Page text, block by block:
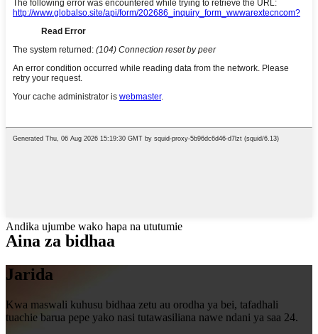
Andika ujumbe wako hapa na ututumie
Aina za bidhaa
Jarida
Kwa maswali kuhusu bidhaa zetu au orodha ya bei, tafadhali
tuachie barua pepe yako nasi tutawasiliana nawe ndani ya saa 24.